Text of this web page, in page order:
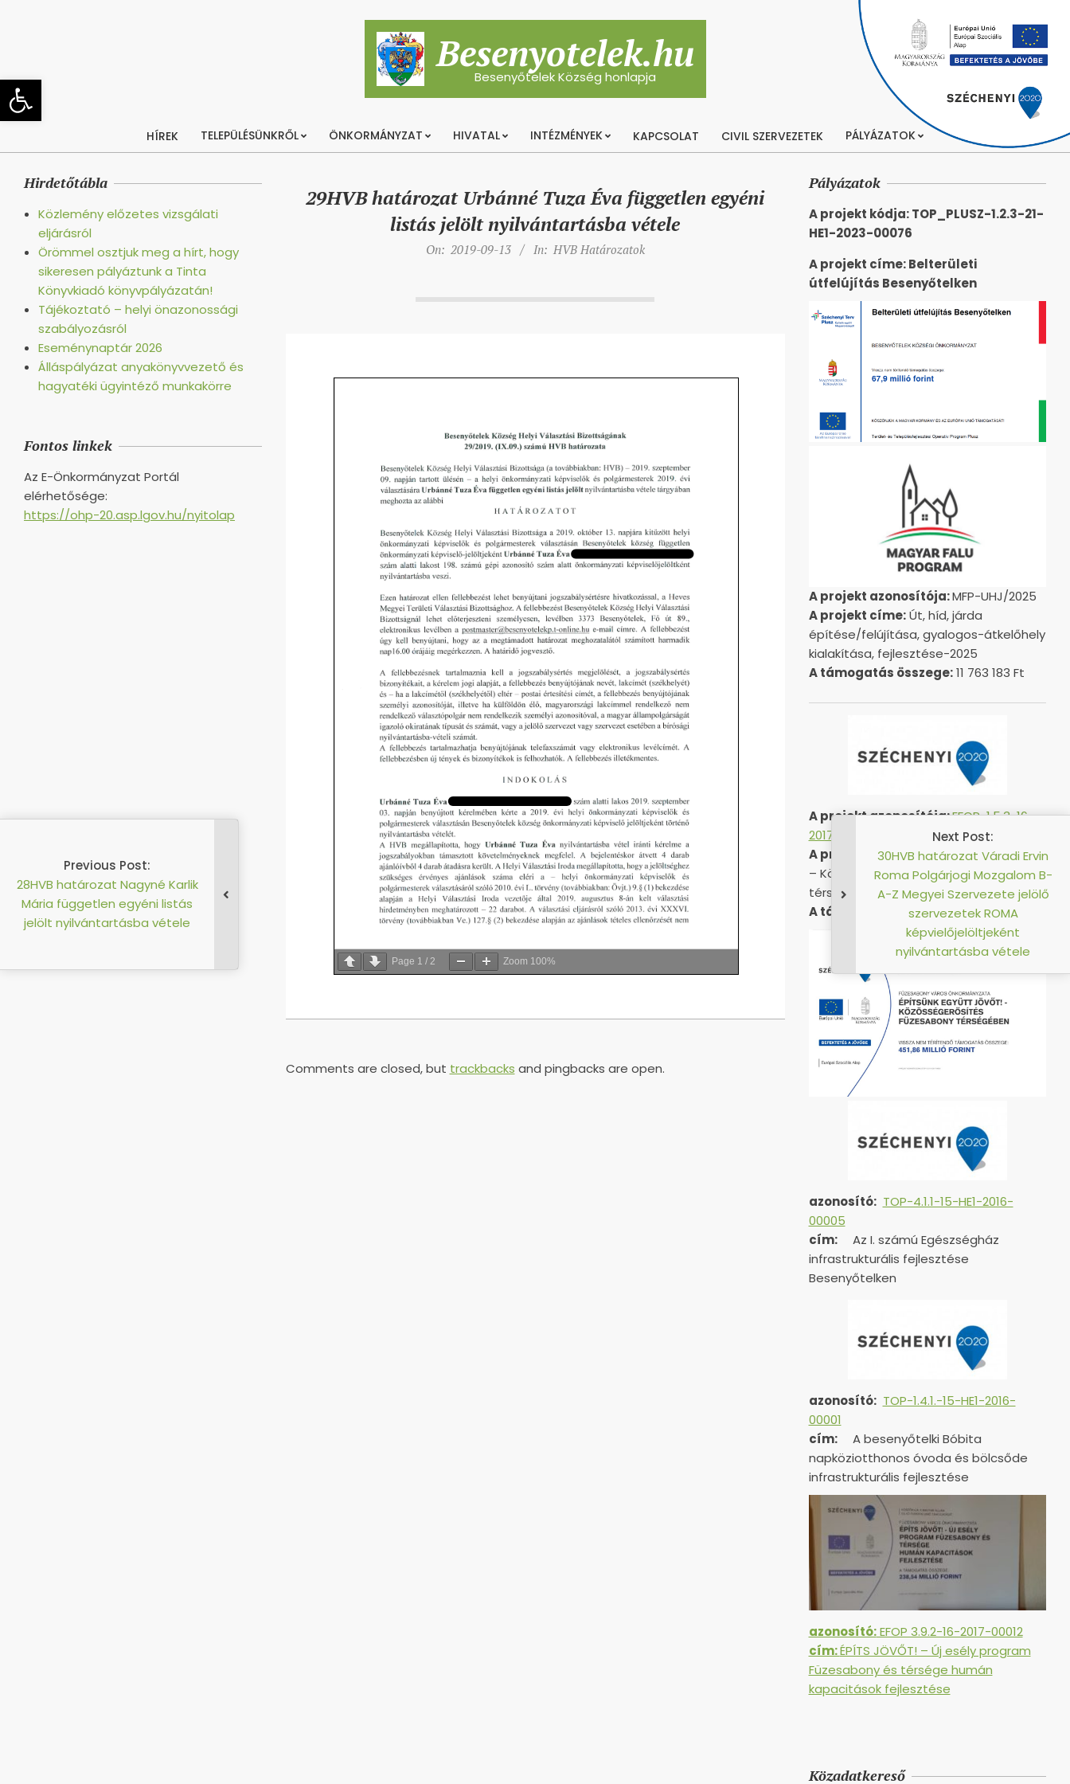
Eszköztár megnyitása
Besenyotelek.hu
Besenyőtelek Község honlapja
Primary
HÍREK TELEPÜLÉSÜNKRŐL ÖNKORMÁNYZAT HIVATAL INTÉZMÉNYEK KAPCSOLAT CIVIL SZERVEZETEK PÁLYÁZATOK
29HVB határozat Urbánné Tuza Éva független egyéni
listás jelölt nyilvántartásba vétele
On: 2019-09-13 In: HVB Határozatok
Page 1 / 2 Zoom 100%
Comments are closed, but trackbacks and pingbacks are open.
Hirdetőtábla
Közlemény előzetes vizsgálati
eljárásról
Örömmel osztjuk meg a hírt, hogy
sikeresen pályáztunk a Tinta
Könyvkiadó könyvpályázatán!
Tájékoztató – helyi önazonossági
szabályozásról
Eseménynaptár 2026
Álláspályázat anyakönyvvezető és
hagyatéki ügyintéző munkakörre
Fontos linkek
Az E-Önkormányzat Portál
elérhetősége:
https://ohp-20.asp.lgov.hu/nyitolap
Pályázatok
A projekt kódja: TOP_PLUSZ-1.2.3-21-
HE1-2023-00076
A projekt címe: Belterületi
útfelújítás Besenyőtelken
A projekt azonosítója:MFP-UHJ/2025
A projekt címe:Út, híd, járda
építése/felújítása, gyalogos-átkelőhely
kialakítása, fejlesztése-2025
A támogatás összege:11 763 183 Ft
A projekt azonosítója:EFOP-1.5.3-16-
2017-00051
A projekt címe:„Építsünk együtt jövőt!
– Közösségerősítés Füzesabony
térségében”
A támogatás összege:451 857 559 Ft
azonosító: TOP-4.1.1-15-HE1-2016-
00005
cím:
Az I. számú Egészségház
infrastrukturális fejlesztése
Besenyőtelken
azonosító: TOP-1.4.1.-15-HE1-2016-
00001
cím:
A besenyőtelki Bóbita
napköziotthonos óvoda és bölcsőde
infrastrukturális fejlesztése
azonosító:EFOP 3.9.2-16-2017-00012
cím:ÉPÍTS JÖVŐT! – Új esély program
Füzesabony és térsége humán
kapacitások fejlesztése
Közadatkereső
Previous Post:
Nagyné Karlik
egyéni listás
vétele
Next Post:
30HVB határozat
Roma Polgárjogi
A-Z Megyei
szervezetek
nyilvántartásba